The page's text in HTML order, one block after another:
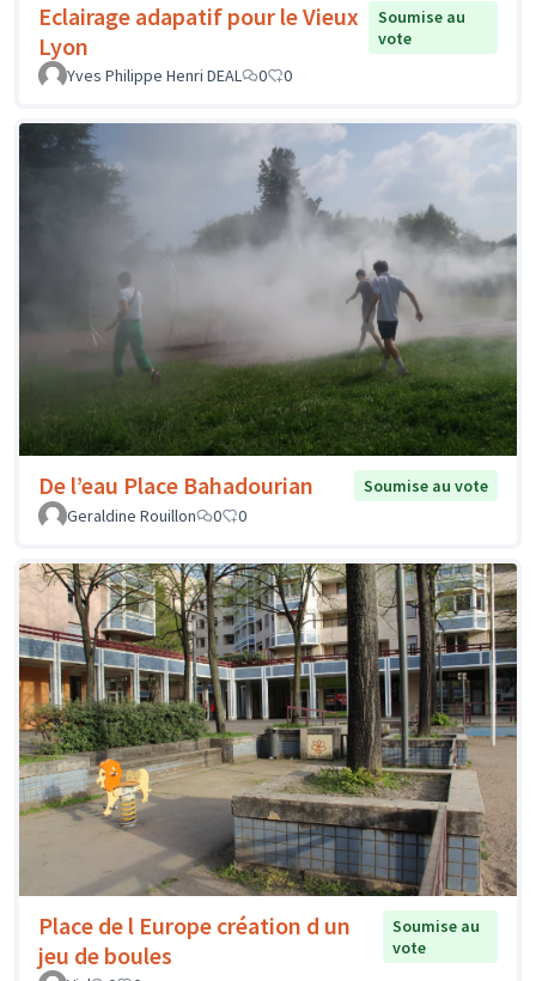
Eclairage adapatif pour le Vieux
Lyon
Soumise au
vote
Yves Philippe Henri DEAL
0 0
De l’eau Place Bahadourian
Soumise au vote
Geraldine Rouillon
0 0
Place de l Europe création d un
jeu de boules
Soumise au
vote